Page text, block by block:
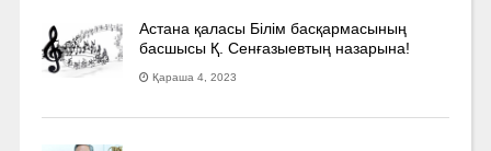
Астана қаласы Білім басқармасының
басшысы Қ. Сенғазыевтың назарына!
Қараша 4, 2023